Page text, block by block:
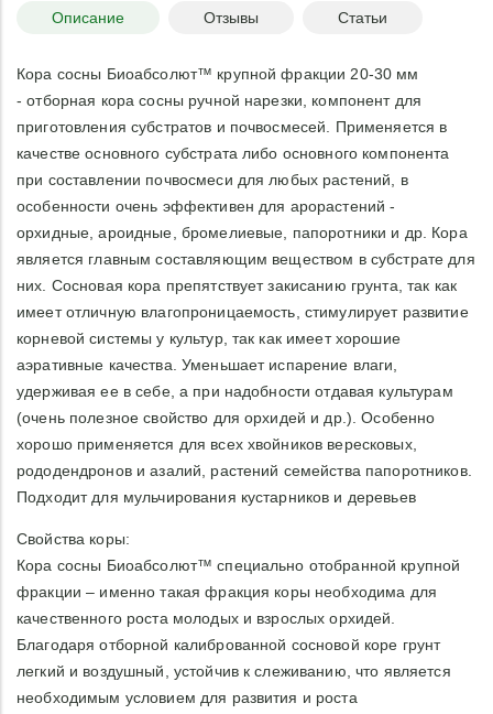
многослойное покрытие со сложным химическим
кислород, природный воск и зола. Все они уже есть в
коре. Поэтому в правильно подготовленную кору уже не
требуется добавлять плодородный грунт. Этот материал
содержит все необходимое для активного питания
растения. При желании Вы можете добавить более
мелкую кору из линейки компонентов для грунтов и
почвосмесей «БИОАБСОЛЮТ».
Защищает почву от избыточного летнего нагрева и
повышенного испарения влаги, от резких изменений
прикорневой зоне создаются влажные и прохладные
условия, способствующие лучшему росту растения; зимой
почва лучше сохраняет тепло, уменьшается
её промерзание.
Подавляет рост сорняков, предотвращает попадание их
семян на почву, защищает растения от болезней и
вредителей, размывания прикорневой зоны
поверхностным стоком воды.
хвойным растениям, вересковым и рододендронам,
поскольку в ней содержится грибная микориза, которая
способствует лучшему развитию растения.
Может оставаться на поверхности почвы 2-3 года, пока
полностью не перегниет.
Применение коры:
Кора сосны Биоабсолют крупной фракции может
Описание Отзывы Статьи
Кора сосны Биоабсолют™ крупной фракции 20-30 мм
- отборная кора сосны ручной нарезки, компонент для
приготовления субстратов и почвосмесей. Применяется в
качестве основного субстрата либо основного компонента
при составлении почвосмеси для любых растений, в
особенности очень эффективен для арорастений -
орхидные, ароидные, бромелиевые, папоротники и др. Кора
является главным составляющим веществом в субстрате для
них. Сосновая кора препятствует закисанию грунта, так как
имеет отличную влагопроницаемость, стимулирует развитие
корневой системы у культур, так как имеет хорошие
аэративные качества. Уменьшает испарение влаги,
удерживая ее в себе, а при надобности отдавая культурам
(очень полезное свойство для орхидей и др.). Особенно
хорошо применяется для всех хвойников вересковых,
рододендронов и азалий, растений семейства папоротников.
Подходит для мульчирования кустарников и деревьев
Свойства коры:
Кора сосны Биоабсолют™ специально отобранной крупной
фракции – именно такая фракция коры необходима для
качественного роста молодых и взрослых орхидей.
Благодаря отборной калиброванной сосновой коре грунт
легкий и воздушный, устойчив к слеживанию, что является
необходимым условием для развития и роста